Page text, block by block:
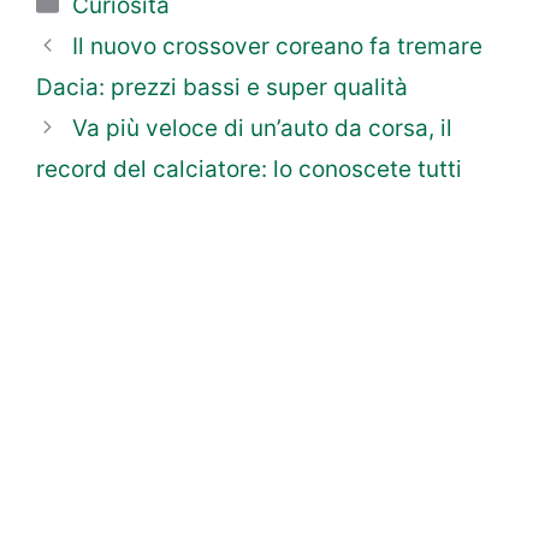
Il nuovo crossover coreano fa tremare
Dacia: prezzi bassi e super qualità
Va più veloce di un’auto da corsa, il
record del calciatore: lo conoscete tutti